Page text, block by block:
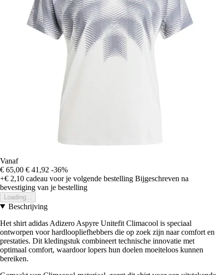
Vanaf
€ 65,00 € 41,92 -36%
+€ 2,10 cadeau voor je volgende bestelling Bijgeschreven na
bevestiging van je bestelling
Loading...
Beschrijving
Het shirt adidas Adizero Aspyre Unitefit Climacool is speciaal
ontworpen voor hardloopliefhebbers die op zoek zijn naar comfort en
prestaties. Dit kledingstuk combineert technische innovatie met
optimaal comfort, waardoor lopers hun doelen moeiteloos kunnen
bereiken.